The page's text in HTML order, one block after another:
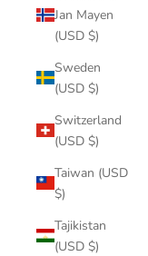
Jan Mayen
(USD $)
Sweden
(USD $)
Switzerland
(USD $)
Taiwan (USD
$)
Tajikistan
(USD $)